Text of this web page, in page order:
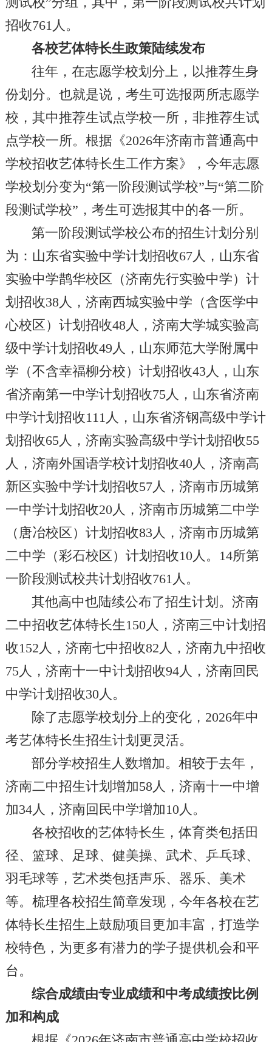
招收761人。
各校艺体特长生政策陆续发布
往年，在志愿学校划分上，以推荐生身
份划分。也就是说，考生可选报两所志愿学
校，其中推荐生试点学校一所，非推荐生试
点学校一所。根据《2026年济南市普通高中
学校招收艺体特长生工作方案》，今年志愿
学校划分变为“第一阶段测试学校”与“第二阶
段测试学校”，考生可选报其中的各一所。
第一阶段测试学校公布的招生计划分别
为：山东省实验中学计划招收67人，山东省
实验中学鹊华校区（济南先行实验中学）计
划招收38人，济南西城实验中学（含医学中
心校区）计划招收48人，济南大学城实验高
级中学计划招收49人，山东师范大学附属中
学（不含幸福柳分校）计划招收43人，山东
省济南第一中学计划招收75人，山东省济南
中学计划招收111人，山东省济钢高级中学计
划招收65人，济南实验高级中学计划招收55
人，济南外国语学校计划招收40人，济南高
新区实验中学计划招收57人，济南市历城第
一中学计划招收20人，济南市历城第二中学
（唐冶校区）计划招收83人，济南市历城第
二中学（彩石校区）计划招收10人。14所第
一阶段测试校共计划招收761人。
其他高中也陆续公布了招生计划。济南
二中招收艺体特长生150人，济南三中计划招
收152人，济南七中招收82人，济南九中招收
75人，济南十一中计划招收94人，济南回民
中学计划招收30人。
除了志愿学校划分上的变化，2026年中
考艺体特长生招生计划更灵活。
部分学校招生人数增加。相较于去年，
济南二中招生计划增加58人，济南十一中增
加34人，济南回民中学增加10人。
各校招收的艺体特长生，体育类包括田
径、篮球、足球、健美操、武术、乒乓球、
羽毛球等，艺术类包括声乐、器乐、美术
等。梳理各校招生简章发现，今年各校在艺
体特长生招生上鼓励项目更加丰富，打造学
校特色，为更多有潜力的学子提供机会和平
台。
综合成绩由专业成绩和中考成绩按比例
加和构成